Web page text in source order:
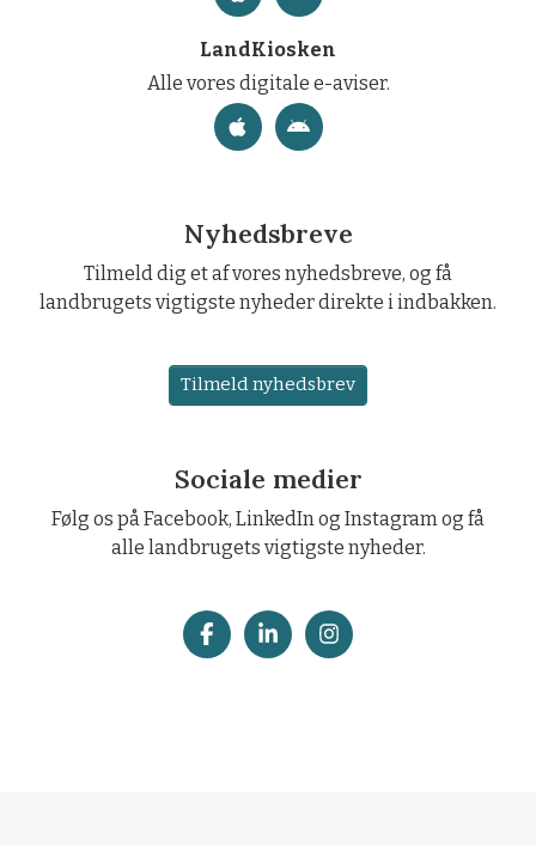
LandKiosken
Alle vores digitale e-aviser.
Nyhedsbreve
Tilmeld dig et af vores nyhedsbreve, og få
landbrugets vigtigste nyheder direkte i indbakken.
Tilmeld nyhedsbrev
Sociale medier
Følg os på Facebook, LinkedIn og Instagram og få
alle landbrugets vigtigste nyheder.